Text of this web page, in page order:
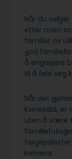
Når du
etter noen
familier av
god
å engasjere
til å føle seg
Når det
Kvinesdal, er
uten å være
kamera.